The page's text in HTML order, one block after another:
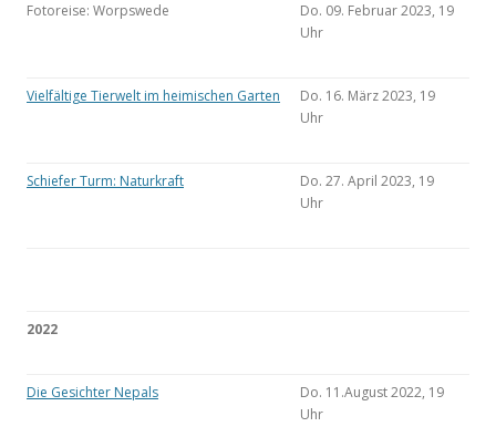
Fotoreise: Worpswede
Do. 09. Februar 2023, 19
Uhr
Vielfältige Tierwelt im heimischen Garten
Do. 16. März 2023, 19
Uhr
Schiefer Turm: Naturkraft
Do. 27. April 2023, 19
Uhr
2022
Die Gesichter Nepals
Do. 11.August 2022, 19
Uhr